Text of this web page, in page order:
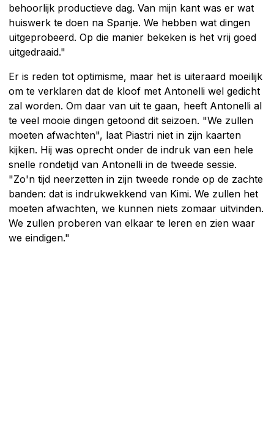
behoorlijk productieve dag. Van mijn kant was er wat
huiswerk te doen na Spanje. We hebben wat dingen
uitgeprobeerd. Op die manier bekeken is het vrij goed
uitgedraaid."
Er is reden tot optimisme, maar het is uiteraard moeilijk
om te verklaren dat de kloof met Antonelli wel gedicht
zal worden. Om daar van uit te gaan, heeft Antonelli al
te veel mooie dingen getoond dit seizoen. "We zullen
moeten afwachten", laat Piastri niet in zijn kaarten
kijken. Hij was oprecht onder de indruk van een hele
snelle rondetijd van Antonelli in de tweede sessie.
"Zo'n tijd neerzetten in zijn tweede ronde op de zachte
banden: dat is indrukwekkend van Kimi. We zullen het
moeten afwachten, we kunnen niets zomaar uitvinden.
We zullen proberen van elkaar te leren en zien waar
we eindigen."